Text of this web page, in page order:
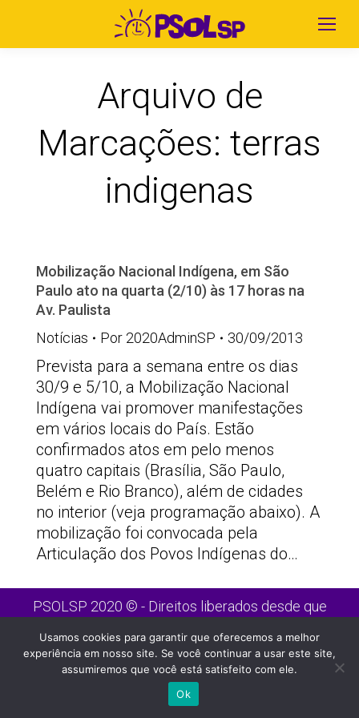
Arquivo de
Marcações: terras
indigenas
Mobilização Nacional Indígena, em São
Paulo ato na quarta (2/10) às 17 horas na
Av. Paulista
Notícias
Por 2020AdminSP 30/09/2013
Prevista para a semana entre os dias
30/9 e 5/10, a Mobilização Nacional
Indígena vai promover manifestações
em vários locais do País. Estão
confirmados atos em pelo menos
quatro capitais (Brasília, São Paulo,
Belém e Rio Branco), além de cidades
no interior (veja programação abaixo). A
mobilização foi convocada pela
Articulação dos Povos Indígenas do…
PSOLSP 2020 © - Direitos liberados desde que
Site desenvolvido por Appmobi
Usamos cookies para garantir que oferecemos a melhor
experiência em nosso site. Se você continuar a usar este site,
assumiremos que você está satisfeito com ele.
Ok